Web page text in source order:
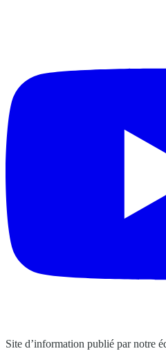
Site d’information publié par notre